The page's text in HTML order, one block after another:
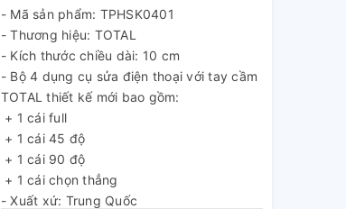
- Mã sản phẩm: TPHSK0401
- Thương hiệu: TOTAL
- Kích thước chiều dài: 10 cm
- Bộ 4 dụng cụ sửa điện thoại với tay cầm
TOTAL thiết kế mới bao gồm:
+ 1 cái full
+ 1 cái 45 độ
+ 1 cái 90 độ
+ 1 cái chọn thẳng
- Xuất xứ: Trung Quốc